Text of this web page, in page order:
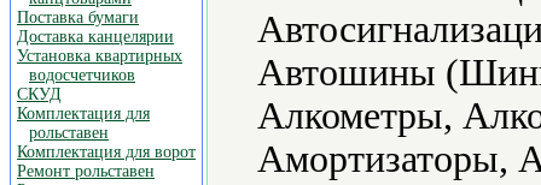
Поставка бумаги
Доставка канцелярии
Установка квартирных
водосчетчиков
СКУД
Комплектация для
рольставен
Комплектация для ворот
Ремонт рольставен
Автошины
Алкометры,
Амортизаторы,